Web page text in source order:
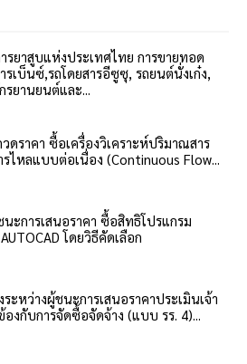
รยาสูบแห่งประเทศไทย การขายทอด
รเบ็นซ์,รถโดยสารอีซูซุ, รถยนต์นั่งเก๋ง,
ยานยนต์และ...
ดราคา ซื้อเครื่องวิเคราะห์ปริมาณสาร
ไหลแบบต่อเนื่อง (Continuous Flow...
ะการเสนอราคา ซื้อสิทธิโปรแกรม
โดยวิธีคัดเลือก
ระหว่างผู้ชนะการเสนอราคาประเมินเจ้า
งกับการจัดซื้อจัดจ้าง (แบบ รร. 4)...